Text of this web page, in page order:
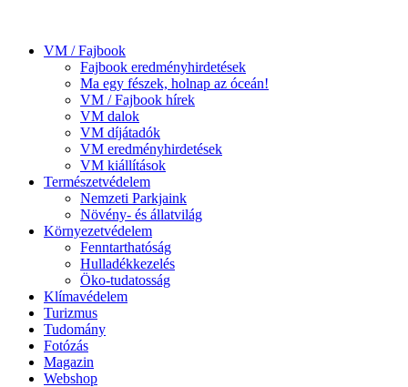
VM / Fajbook
Fajbook eredményhirdetések
Ma egy fészek, holnap az óceán!
VM / Fajbook hírek
VM dalok
VM díjátadók
VM eredményhirdetések
VM kiállítások
Természetvédelem
Nemzeti Parkjaink
Növény- és állatvilág
Környezetvédelem
Fenntarthatóság
Hulladékkezelés
Öko-tudatosság
Klímavédelem
Turizmus
Tudomány
Fotózás
Magazin
Webshop